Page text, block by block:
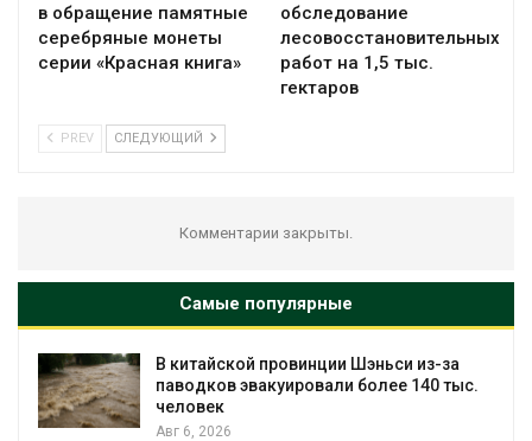
в обращение памятные
серебряные монеты
серии «Красная книга»
обследование
лесовосстановительных
работ на 1,5 тыс.
гектаров
PREV СЛЕДУЮЩИЙ
Комментарии закрыты.
Самые популярные
тыс.
Учёные научили салат производить
«животный» белок для растительного
мяса
Авг 6, 2026